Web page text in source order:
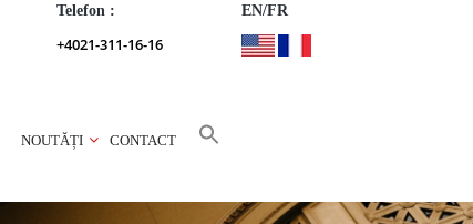
Telefon :
+4021-311-16-16
EN/FR
NOUTĂȚI CONTACT